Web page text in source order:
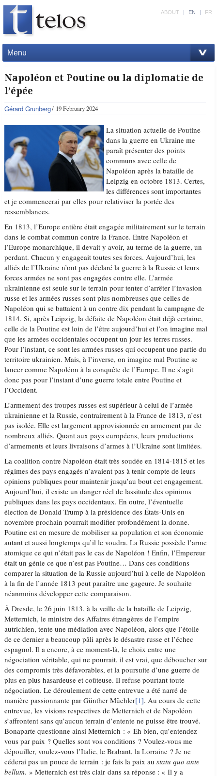
Menu
ABOUT | EN | FR
Napoléon et Poutine ou la diplomatie de
l’épée
Gérard Grunberg 19 February 2024
La situation actuelle de Poutine
dans la guerre en Ukraine me
paraît présenter des points
communs avec celle de
Napoléon après la bataille de
Leipzig en octobre 1813. Certes,
les différences sont importantes
et je commencerai par elles pour relativiser la portée des
ressemblances.
En 1813, l’Europe entière était engagée militairement sur le terrain
dans le combat commun contre la France. Entre Napoléon et
l’Europe monarchique, il devait y avoir, au terme de la guerre, un
perdant. Chacun y engageait toutes ses forces. Aujourd’hui, les
alliés de l’Ukraine n’ont pas déclaré la guerre à la Russie et leurs
forces armées ne sont pas engagées contre elle. L’armée
ukrainienne est seule sur le terrain pour tenter d’arrêter l’invasion
russe et les armées russes sont plus nombreuses que celles de
Napoléon qui se battaient à un contre dix pendant la campagne de
1814. Si, après Leipzig, la défaite de Napoléon était déjà certaine,
celle de la Poutine est loin de l’être aujourd’hui et l’on imagine mal
que les armées occidentales occupent un jour les terres russes.
Pour l’instant, ce sont les armées russes qui occupent une partie du
territoire ukrainien. Mais, à l’inverse, on imagine mal Poutine se
lancer comme Napoléon à la conquête de l’Europe. Il ne s’agit
donc pas pour l’instant d’une guerre totale entre Poutine et
l’Occident.
L’armement des troupes russes est supérieur à celui de l’armée
ukrainienne et la Russie, contrairement à la France de 1813, n’est
pas isolée. Elle est largement approvisionnée en armement par de
nombreux alliés. Quant aux pays européens, leurs productions
d’armements et leurs livraisons d’armes à l’Ukraine sont limitées.
La coalition contre Napoléon était très soudée en 1814-1815 et les
régimes des pays engagés n’avaient pas à tenir compte de leurs
opinions publiques pour maintenir jusqu’au bout cet engagement.
Aujourd’hui, il existe un danger réel de lassitude des opinions
publiques dans les pays occidentaux. En outre, l’éventuelle
élection de Donald Trump à la présidence des États-Unis en
novembre prochain pourrait modifier profondément la donne.
Poutine est en mesure de mobiliser sa population et son économie
autant et aussi longtemps qu’il le voudra. La Russie possède l’arme
atomique ce qui n’était pas le cas de Napoléon ! Enfin, l’Empereur
était un génie ce que n’est pas Poutine… Dans ces conditions
comparer la situation de la Russie aujourd’hui à celle de Napoléon
à la fin de l’année 1813 peut paraître une gageure. Je souhaite
néanmoins développer cette comparaison.
À Dresde, le 26 juin 1813, à la veille de la bataille de Leipzig,
Metternich, le ministre des Affaires étrangères de l’empire
autrichien, tente une médiation avec Napoléon, alors que l’étoile
de ce dernier a beaucoup pâli après le désastre russe et l’échec
espagnol. Il a encore, à ce moment-là, le choix entre une
négociation véritable, qui ne pourrait, il est vrai, que déboucher sur
des compromis très défavorables, et la poursuite d’une guerre de
plus en plus hasardeuse et coûteuse. Il refuse pourtant toute
négociation. Le déroulement de cette entrevue a été narré de
manière passionnante par Günther Müchler[1]. Au cours de cette
entrevue, les visions respectives de Metternich et de Napoléon
s’affrontent sans qu’aucun terrain d’entente ne puisse être trouvé.
Bonaparte questionne ainsi Metternich : « Eh bien, qu’entendez-
vous par paix ? Quelles sont vos conditions ? Voulez-vous me
dépouiller, voulez-vous l’Italie, le Brabant, la Lorraine ? Je ne
céderai pas un pouce de terrain : je fais la paix austatu quo ante
bellum. » Metternich est très clair dans sa réponse : « Il y a